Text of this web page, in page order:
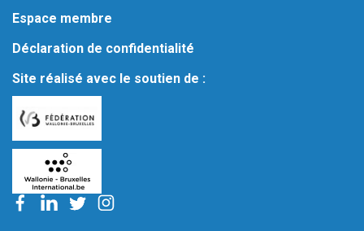
Espace membre
Déclaration de confidentialité
Site réalisé avec le soutien de :